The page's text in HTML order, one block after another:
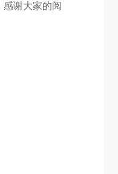
谢大家的阅